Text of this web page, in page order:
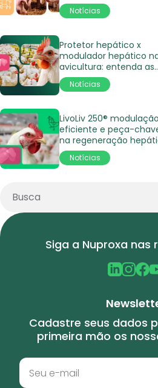
produto para
no SBBS 2025
Notícias
Protetor hepático x
modulador hepático
avicultura: entenda as
diferenças
Notícias
LivoLiv 250® modulação
eficiente e peça-
na regeneração
e pigmentação ideal na
avicultura
Notícias
Siga a Nuproxa nas
Cadastre seus dados
primeira mão os